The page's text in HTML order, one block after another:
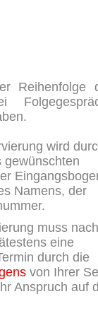
Reihenfolge
wird
gewünschten
Namens, der
muss nach
eine
durch die
von Ihrer
Anspruch auf